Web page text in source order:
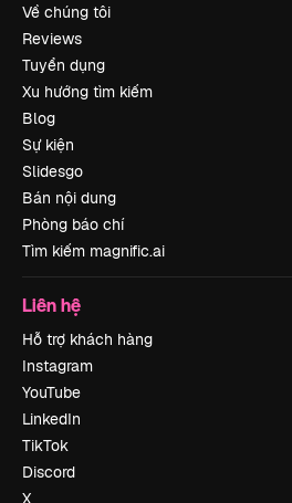
Về chúng tôi
Reviews
Tuyển dụng
Xu hướng tìm kiếm
Blog
Sự kiện
Slidesgo
Bán nội dung
Phòng báo chí
Tìm kiếm magnific.ai
Liên hệ
Hỗ trợ khách hàng
Instagram
YouTube
LinkedIn
TikTok
Discord
X